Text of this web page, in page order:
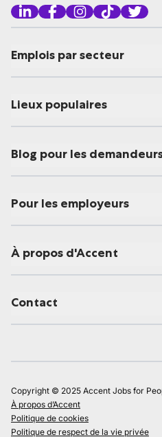
Emplois par secteur
Lieux populaires
Blog pour les
Pour les employeurs
À propos d'Accent
Contact
Copyright © 2025 Accent Jobs for
À propos d’Accent
Politique de cookies
Politique de respect de la vie privée